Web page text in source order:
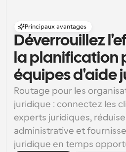
Principaux avantages
Déverrouillez
la planification
équipes d'aide
Routage pour les
juridique : connectez les
experts juridiques,
administrative et
juridique en temps